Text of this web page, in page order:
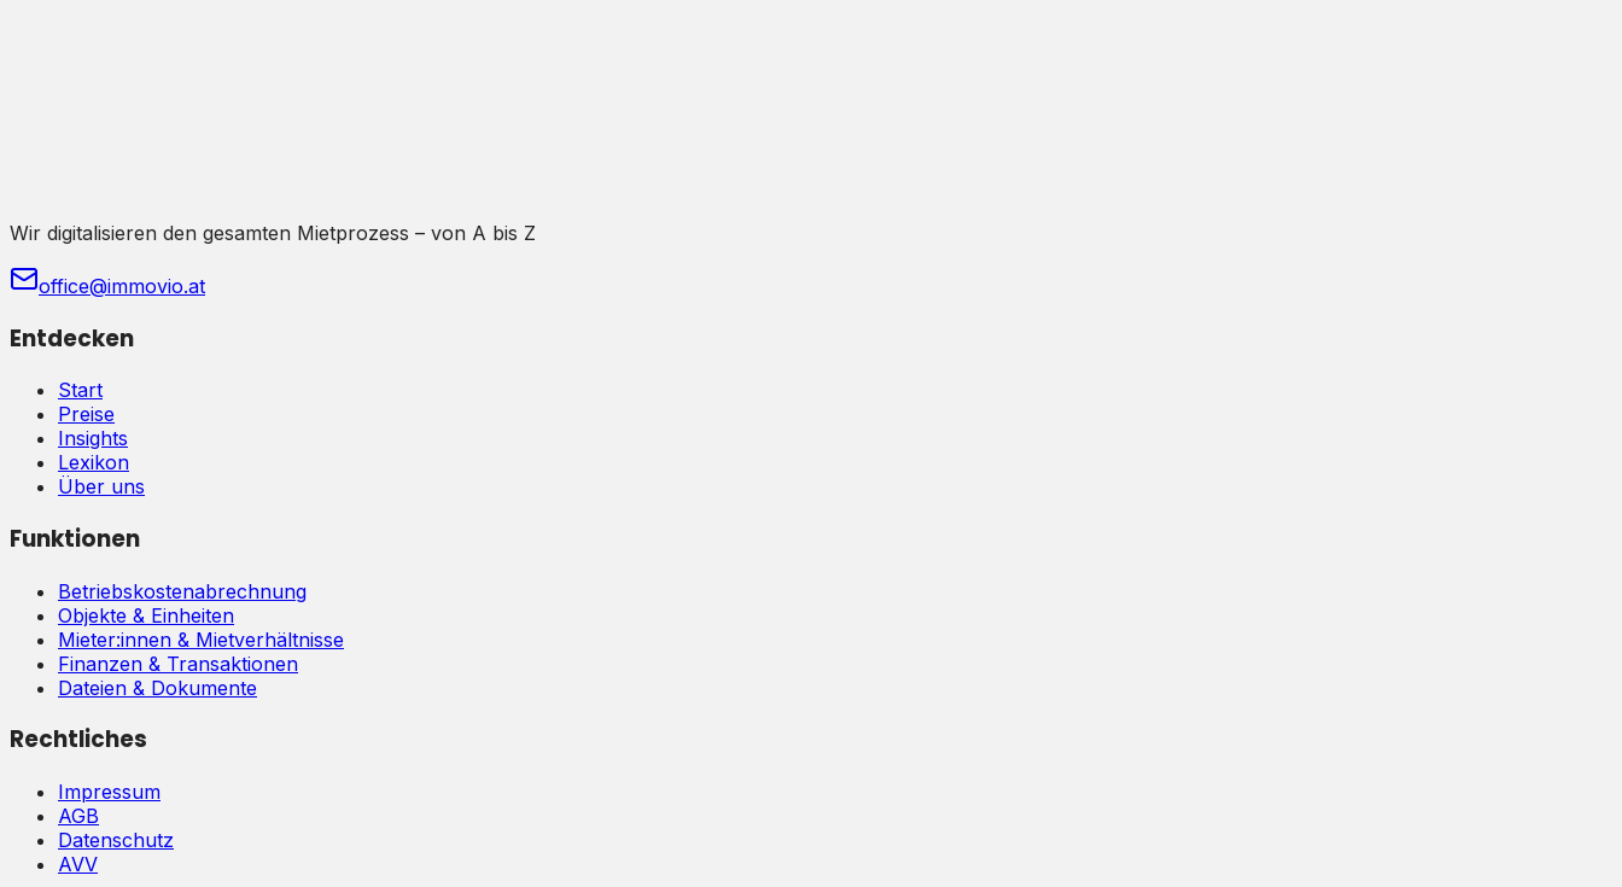
Wir digitalisieren den gesamten Mietprozess – von A bis Z
office@immovio.at
Entdecken
Start
Preise
Insights
Lexikon
Über uns
Funktionen
Betriebskostenabrechnung
Objekte & Einheiten
Mieter:innen & Mietverhältnisse
Finanzen & Transaktionen
Dateien & Dokumente
Rechtliches
Impressum
AGB
Datenschutz
AVV